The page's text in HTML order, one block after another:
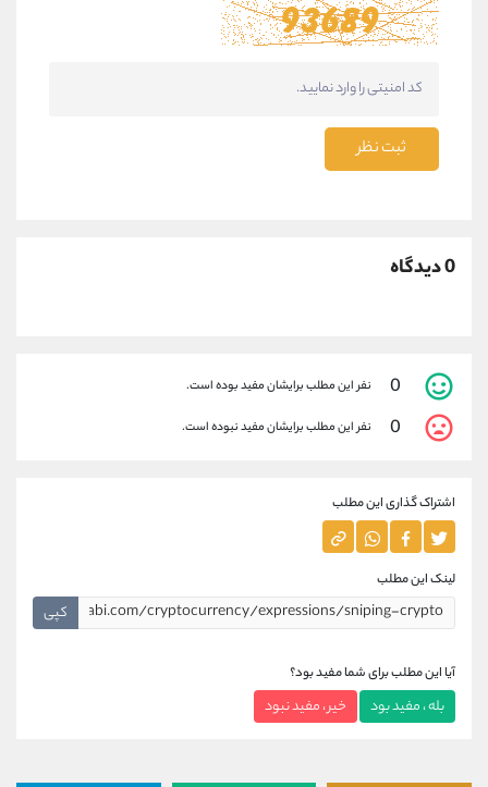
ثبت نظر
0 دیدگاه
0 نفر این مطلب برایشان مفید بوده است.
0 نفر این مطلب برایشان مفید نبوده است.
اشتراک گذاری این مطلب
لینک این مطلب
کپی
آیا این مطلب برای شما مفید بود؟
بله ، مفید بود خیر ، مفید نبود